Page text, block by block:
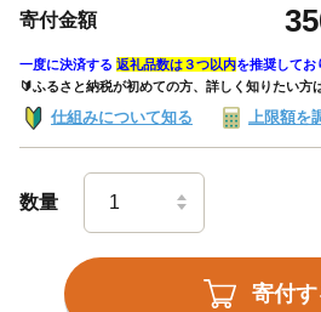
寄付金額
一度に決済する 返礼品数は３つ以内を推奨してお
🔰ふるさと納税が初めての方、詳しく知りたい方
仕組みについて知る 上限額を
数量
寄付す